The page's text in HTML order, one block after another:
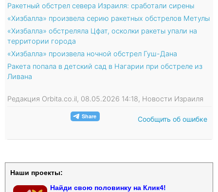
Ракетный обстрел севера Израиля: сработали сирены
«Хизбалла» произвела серию ракетных обстрелов Метулы
«Хизбалла» обстреляла Цфат, осколки ракеты упали на
территории города
«Хизбалла» произвела ночной обстрел Гуш-Дана
Ракета попала в детский сад в Нагарии при обстреле из
Ливана
Редакция Orbita.co.il, 08.05.2026 14:18, Новости Израиля
Сообщить об ошибке
Наши проекты:
Найди свою половинку на Клик4!